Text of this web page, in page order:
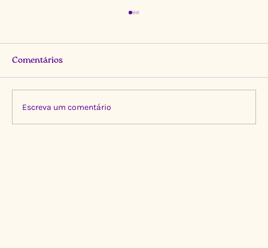
Comentários
Escreva um comentário